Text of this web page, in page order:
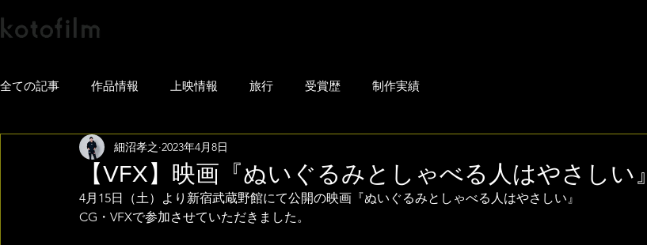
全ての記事 作品情報 上映情報 旅行 受賞歴 制作実績
【VFX】映画『ぬいぐるみとしゃべる人はやさしい』
細沼孝之 2023年4月8日
4月15日（土）より新宿武蔵野館にて公開の映画『ぬいぐるみとしゃべる人はやさしい』
CG・VFXで参加させていただきました。